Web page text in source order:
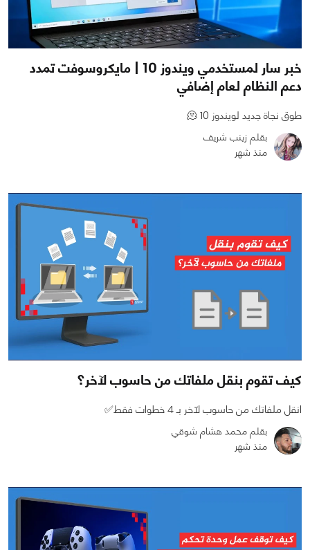
خبر سار لمستخدمي ويندوز 10 | مايكروسوفت تمدد
دعم النظام لعام إضافي
طوق نجاة جديد لويندوز 10 🫠
بقلم زينب شريف
منذ شهر
0
كيف تقوم بنقل ملفاتك من حاسوب لآخر؟
انقل ملفاتك من حاسوب لآخر بـ 4 خطوات فقط✅
بقلم محمد هشام شوقي
منذ شهر